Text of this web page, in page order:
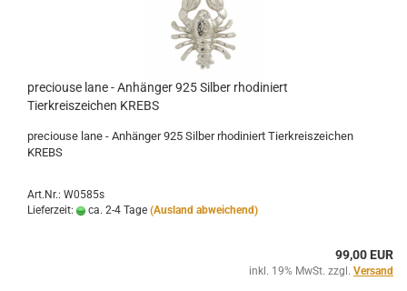
preciouse lane - Anhänger 925 Silber rhodiniert
Tierkreiszeichen KREBS
preciouse lane - Anhänger 925 Silber rhodiniert Tierkreiszeichen
KREBS
Art.Nr.: W0585s
Lieferzeit:
ca. 2-4 Tage (Ausland abweichend)
99,00 EUR
inkl. 19% MwSt. zzgl. Versand